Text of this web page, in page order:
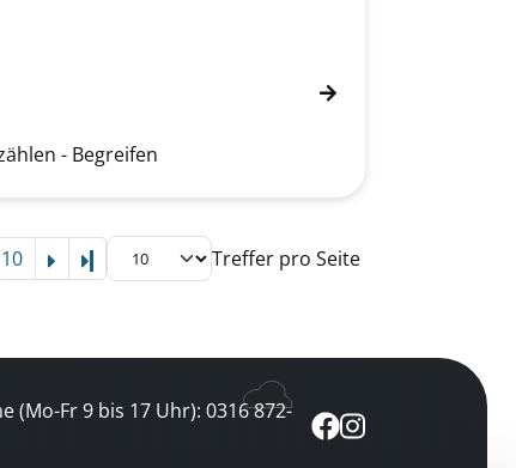
- Begreifen
10 Letzte Seite Treffer pro Seite
(Mo-Fr 9 bis 17 Uhr): 0316 872-